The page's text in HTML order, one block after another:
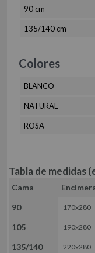
JUEGOS DE
FUNDA
BAJERA
90 cm
135/140 cm
Colores
BLANCO
NATURAL
ROSA
Tabla de medidas
Cama
90
170x280
105 190x280
135/140 220x280